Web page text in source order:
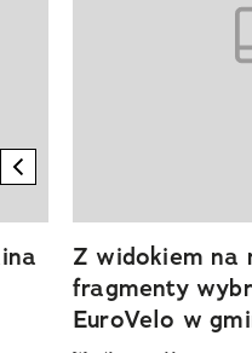
previous element
Z widokiem na
fragmenty
EuroVelo w